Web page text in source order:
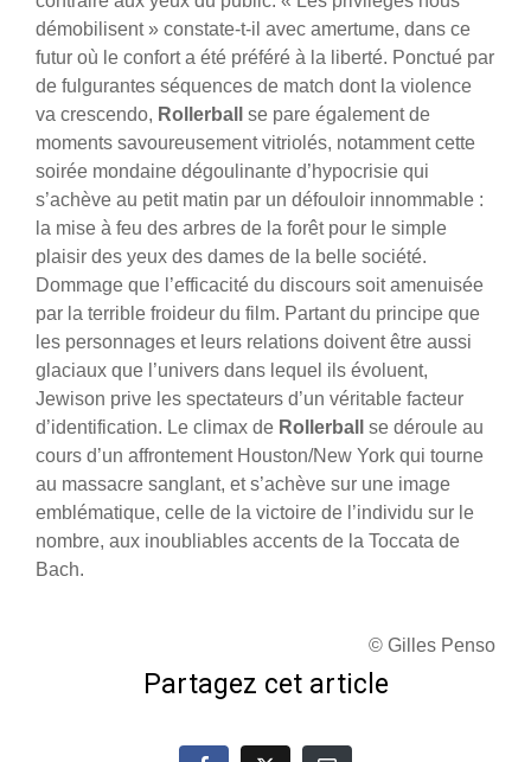
démobilisent » constate-t-il avec amertume, dans ce
futur où le confort a été préféré à la liberté. Ponctué par
de fulgurantes séquences de match dont la violence
va crescendo, Rollerball
se pare également de
moments savoureusement vitriolés, notamment cette
soirée mondaine dégoulinante d’hypocrisie qui
s’achève au petit matin par un défouloir innommable :
la mise à feu des arbres de la forêt pour le simple
plaisir des yeux des dames de la belle société.
Dommage que l’efficacité du discours soit amenuisée
par la terrible froideur du film. Partant du principe que
les personnages et leurs relations doivent être aussi
glaciaux que l’univers dans lequel ils évoluent,
Jewison prive les spectateurs d’un véritable facteur
d’identification. Le climax de Rollerball
se déroule au
cours d’un affrontement Houston/New York qui tourne
au massacre sanglant, et s’achève sur une image
emblématique, celle de la victoire de l’individu sur le
nombre, aux inoubliables accents de la Toccata de
Bach.
© Gilles Penso
Partagez cet article